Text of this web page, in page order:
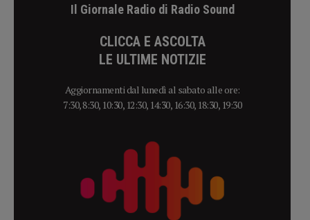
Il Giornale Radio di Radio Sound
CLICCA E ASCOLTA
LE ULTIME NOTIZIE
Aggiornamenti dal lunedì al sabato alle ore:
7:30, 8:30, 10:30, 12:30, 14:30, 16:30, 18:30, 19:30